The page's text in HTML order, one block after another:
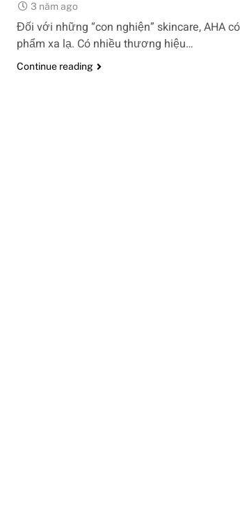
3 năm ago
Đối với những “con nghiện” skincare, AHA
phẩm xa lạ. Có nhiều thương hiệu…
Continue reading